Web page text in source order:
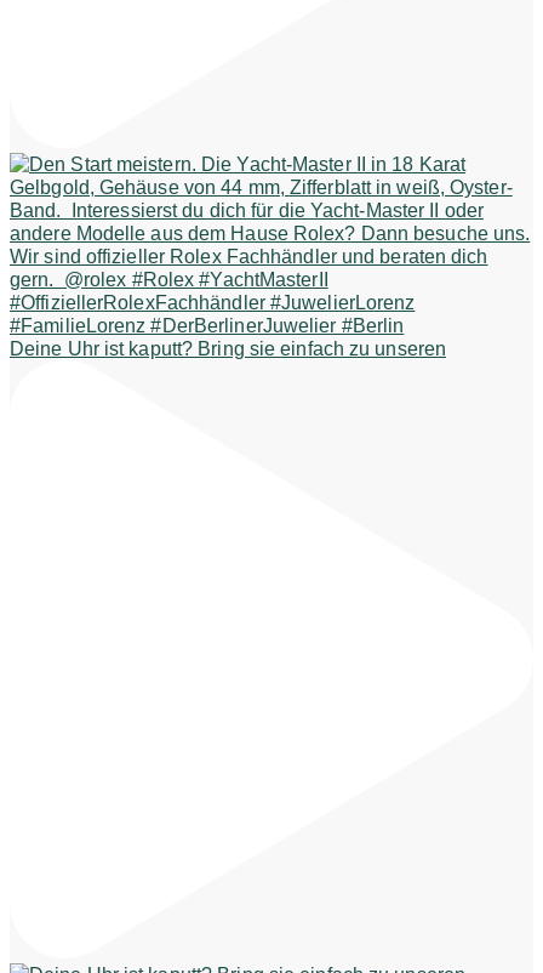
Deine Uhr ist kaputt? Bring sie einfach zu unseren